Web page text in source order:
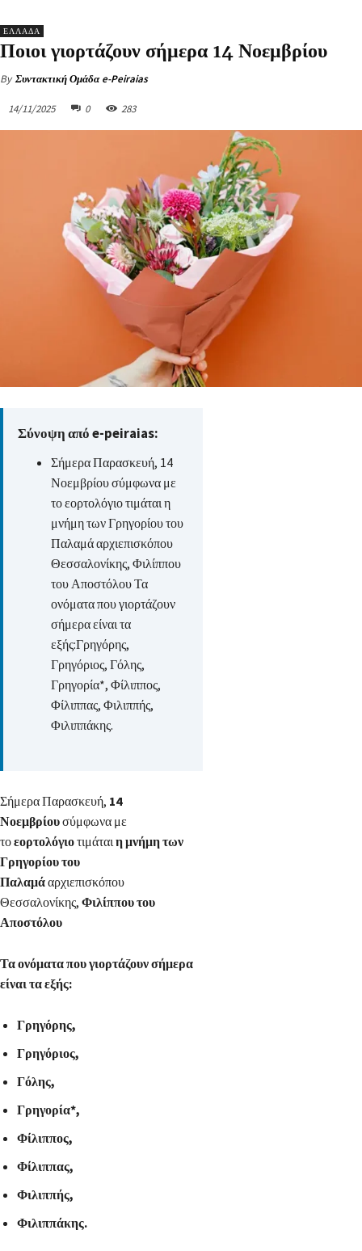
ΕΛΛΑΔΑ
Ποιοι γιορτάζουν σήμερα 14 Νοεμβρίου
By Συντακτική Ομάδα e-Peiraias
14/11/2025 0 283
Σύνοψη από e-peiraias:
Σήμερα Παρασκευή, 14
Νοεμβρίου σύμφωνα με
το εορτολόγιο τιμάται η
μνήμη των Γρηγορίου του
Παλαμά αρχιεπισκόπου
Θεσσαλονίκης, Φιλίππου
του Αποστόλου Τα
ονόματα που γιορτάζουν
σήμερα είναι τα
εξής:Γρηγόρης,
Γρηγόριος, Γόλης,
Γρηγορία*, Φίλιππος,
Φίλιππας, Φιλιππής,
Φιλιππάκης.
Σήμερα Παρασκευή, 14
Νοεμβρίουσύμφωνα με
τοεορτολόγιοτιμάται η μνήμη των
Γρηγορίου του
Παλαμάαρχιεπισκόπου
Θεσσαλονίκης, Φιλίππου του
Αποστόλου
Τα ονόματα που γιορτάζουν σήμερα
είναι τα εξής:
Γρηγόρης,
Γρηγόριος,
Γόλης,
Γρηγορία*,
Φίλιππος,
Φίλιππας,
Φιλιππής,
Φιλιππάκης.